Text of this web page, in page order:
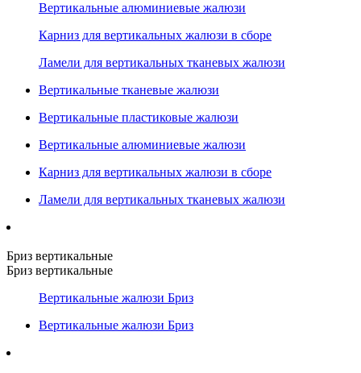
Вертикальные алюминиевые жалюзи
Карниз для вертикальных жалюзи в сборе
Ламели для вертикальных тканевых жалюзи
Вертикальные тканевые жалюзи
Вертикальные пластиковые жалюзи
Вертикальные алюминиевые жалюзи
Карниз для вертикальных жалюзи в сборе
Ламели для вертикальных тканевых жалюзи
Бриз вертикальные
Бриз вертикальные
Вертикальные жалюзи Бриз
Вертикальные жалюзи Бриз